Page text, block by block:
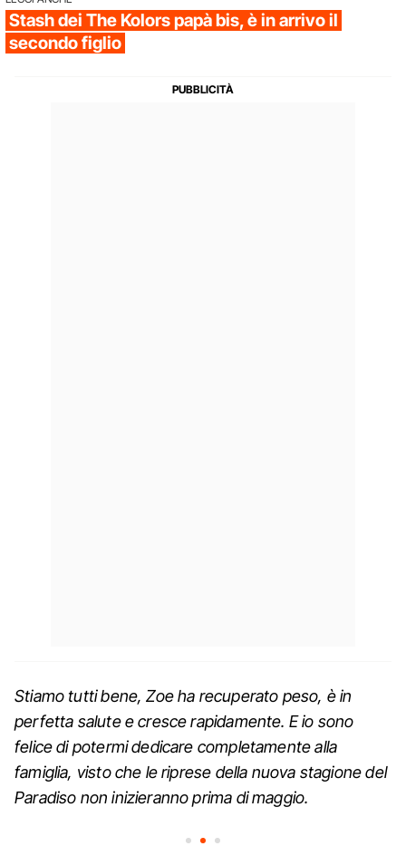
Stash dei The Kolors papà bis, è in arrivo il
secondo figlio
Stiamo tutti bene, Zoe ha recuperato peso, è in
perfetta salute e cresce rapidamente. E io sono
felice di potermi dedicare completamente alla
famiglia, visto che le riprese della nuova stagione del
Paradiso non inizieranno prima di maggio.